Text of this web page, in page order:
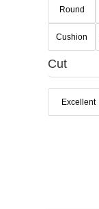
Round
Cushion
Cut
Excellent